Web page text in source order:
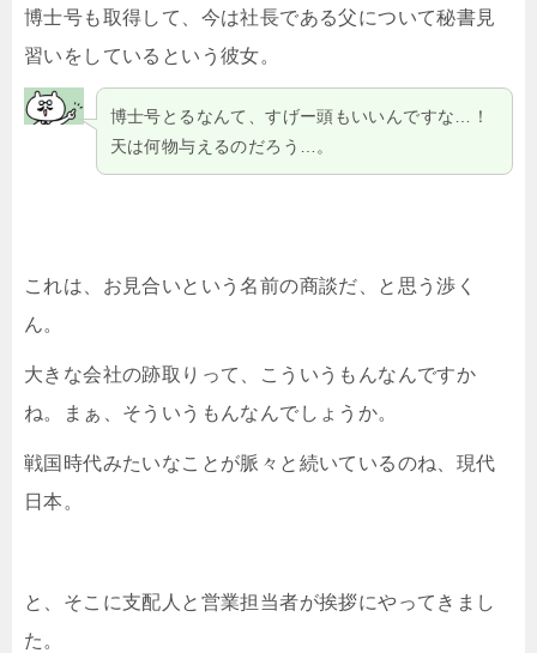
博士号も取得して、今は社長である父について秘書見
習いをしているという彼女。
博士号とるなんて、すげー頭もいいんですな…！
天は何物与えるのだろう…。
これは、お見合いという名前の商談だ、と思う渉く
ん。
大きな会社の跡取りって、こういうもんなんですか
ね。まぁ、そういうもんなんでしょうか。
戦国時代みたいなことが脈々と続いているのね、現代
日本。
と、そこに支配人と営業担当者が挨拶にやってきまし
た。